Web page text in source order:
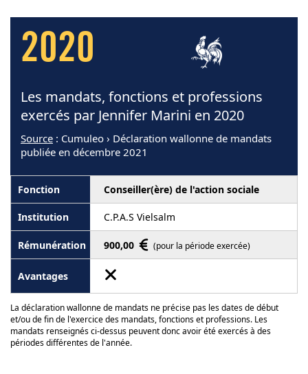
2020
Les mandats, fonctions et professions
exercés par Jennifer Marini en 2020
Source : Cumuleo › Déclaration wallonne de mandats
publiée en décembre 2021
Conseiller(ère) de l'action sociale
C.P.A.S Vielsalm
900,00 (pour la période exercée)
La déclaration wallonne de mandats ne précise pas les dates de début
et/ou de fin de l'exercice des mandats, fonctions et professions. Les
mandats renseignés ci-dessus peuvent donc avoir été exercés à des
périodes différentes de l'année.